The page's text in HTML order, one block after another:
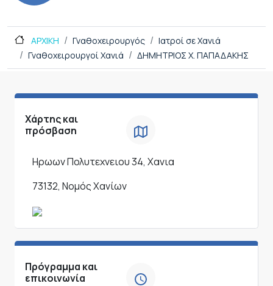
ΑΡΧΙΚΗ Γναθοχειρουργός
Ιατροί σε Χανιά
Γναθοχειρουργοί Χανιά
ΔΗΜΗΤΡΙΟΣ Χ. ΠΑΠΑΔΑΚΗΣ
Χάρτης και
πρόσβαση
Ηρωων Πολυτεχνειου 34, Χανια
73132, Νομός Χανίων
Πρόγραμμα και
επικοινωνία